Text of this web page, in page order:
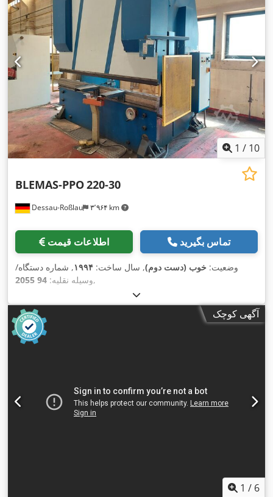
1 / 10
Dessau-Roßlau ۳٬۹۶۴ km
BLEMAS-PPO220-30
اطلاعات قیمت تماس بگیرید
وضعیت: خوب (دست دوم), سال ساخت: ۱۹۹۴, شماره دستگاه/
وسیله نقلیه: 94 2055 ,
آگهی کوچک
1 / 6